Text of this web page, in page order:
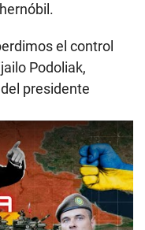
el control
Podoliak,
presidente